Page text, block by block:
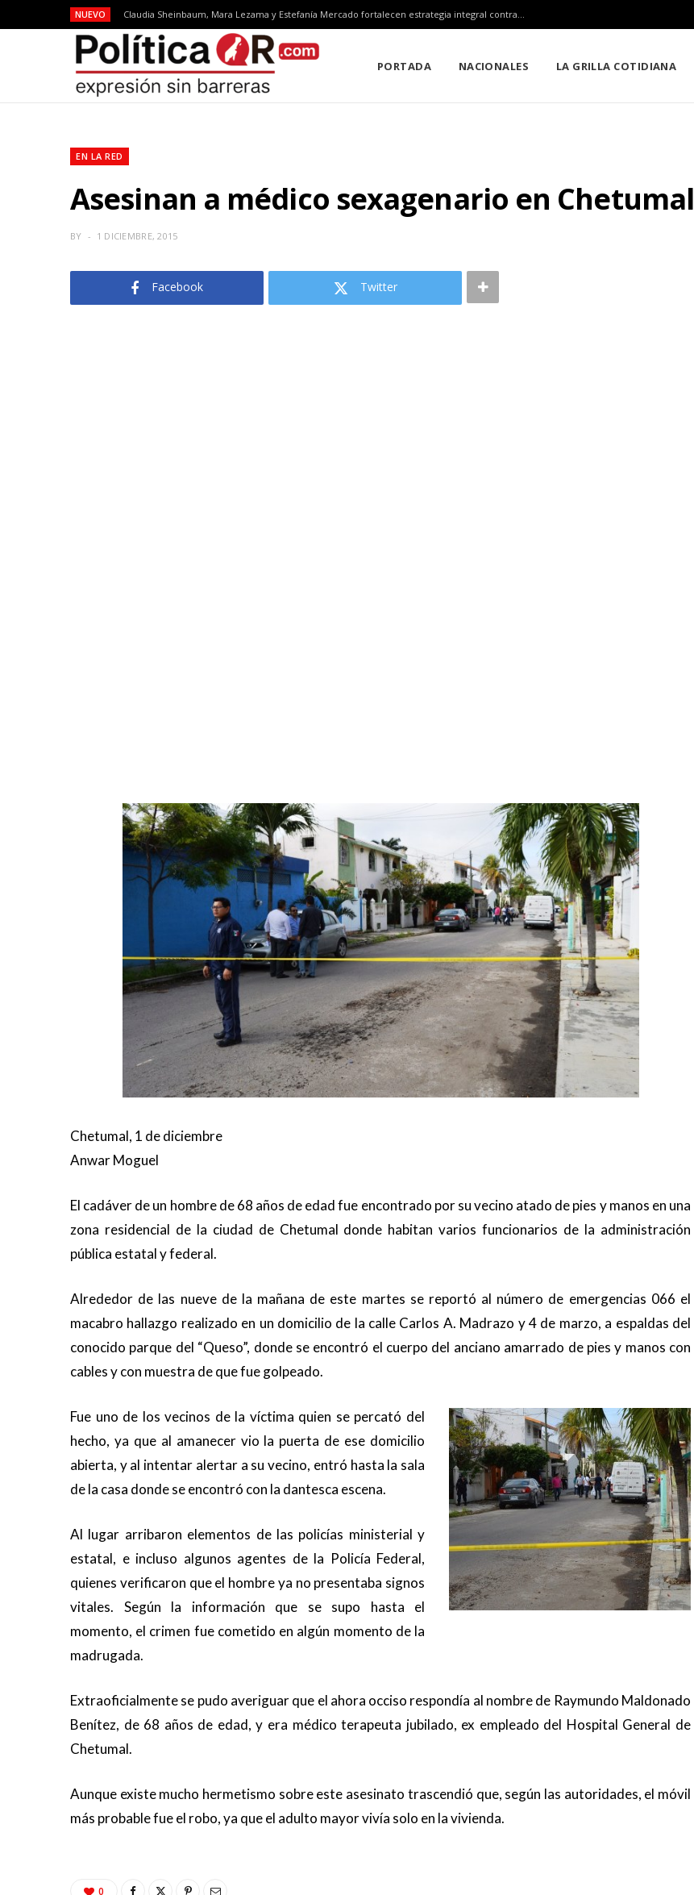
NUEVO Claudia Sheinbaum, Mara Lezama y Estefanía Mercado fortalecen estrategia integral contra el sargazo
PORTADA NACIONALES LA GRILLA COTIDIANA
EN LA RED
Asesinan a médico sexagenario en Chetumal
BY 1 DICIEMBRE, 2015
Facebook Twitter
Chetumal, 1 de diciembre
Anwar Moguel
El cadáver de un hombre de 68 años de edad fue encontrado por su vecino atado de pies y manos en una
zona residencial de la ciudad de Chetumal donde habitan varios funcionarios de la administración
pública estatal y federal.
Alrededor de las nueve de la mañana de este martes se reportó al número de emergencias 066 el
macabro hallazgo realizado en un domicilio de la calle Carlos A. Madrazo y 4 de marzo, a espaldas del
conocido parque del “Queso”, donde se encontró el cuerpo del anciano amarrado de pies y manos con
cables y con muestra de que fue golpeado.
Fue uno de los vecinos de la víctima quien se percató del
hecho, ya que al amanecer vio la puerta de ese domicilio
abierta, y al intentar alertar a su vecino, entró hasta la sala
de la casa donde se encontró con la dantesca escena.
Al lugar arribaron elementos de las policías ministerial y
estatal, e incluso algunos agentes de la Policía Federal,
quienes verificaron que el hombre ya no presentaba signos
vitales. Según la información que se supo hasta el
momento, el crimen fue cometido en algún momento de la
madrugada.
Extraoficialmente se pudo averiguar que el ahora occiso respondía al nombre de Raymundo Maldonado
Benítez, de 68 años de edad, y era médico terapeuta jubilado, ex empleado del Hospital General de
Chetumal.
Aunque existe mucho hermetismo sobre este asesinato trascendió que, según las autoridades, el móvil
más probable fue el robo, ya que el adulto mayor vivía solo en la vivienda.
0